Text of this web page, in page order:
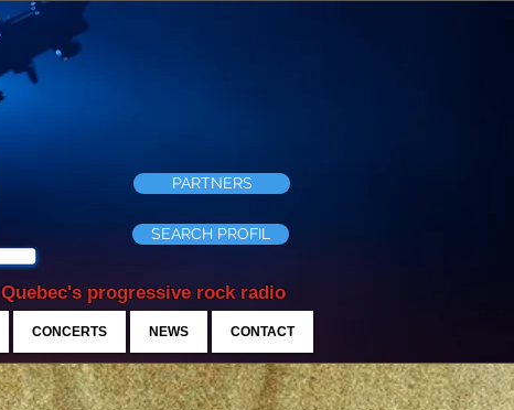
Quebec's progressive rock radio
SEARCH PROFIL
PARTNERS
CONCERTS NEWS CONTACT